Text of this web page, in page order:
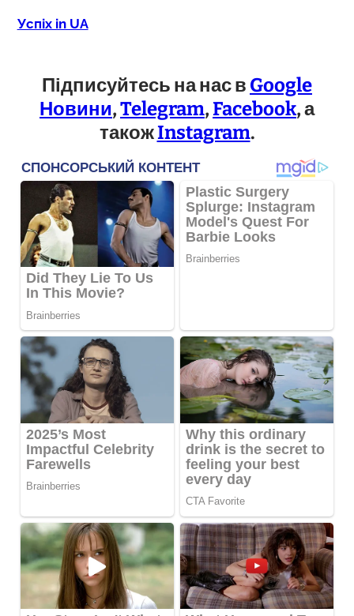
Успіх in UA
Підписуйтесь на нас в Google
Новини,Telegram,Facebook, а
такожInstagram.